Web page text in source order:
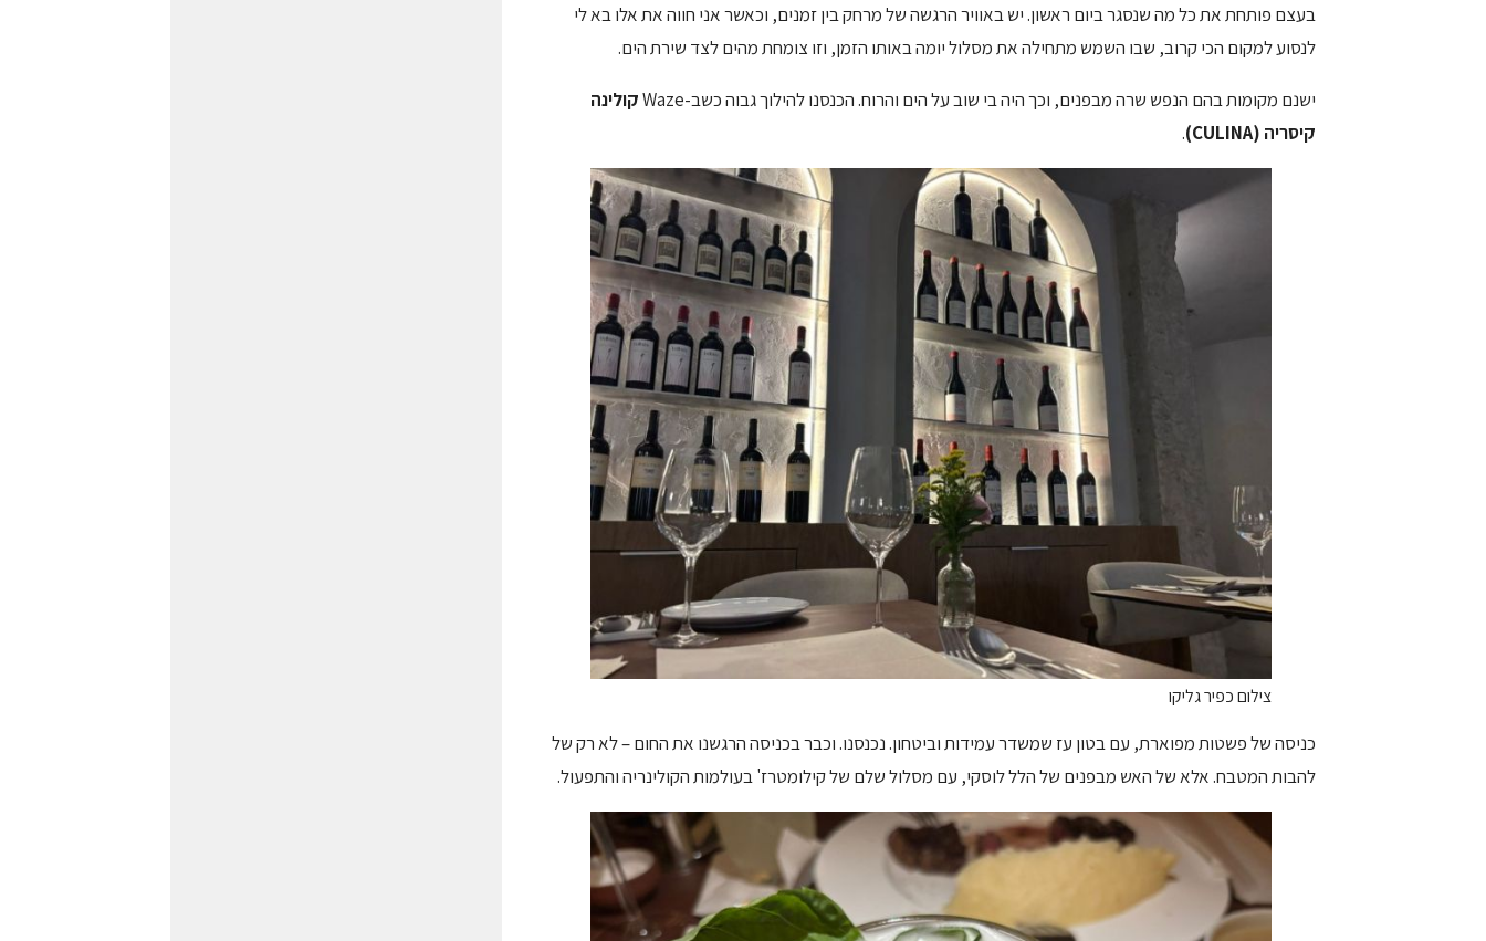
בעצם פותחת את כל מה שנסגר ביום ראשון. יש באוויר הרגשה של מרחק בין זמנים, וכאשר אני חווה את אלו בא לי
לנסוע למקום הכי קרוב, שבו השמש מתחילה את מסלול יומה באותו הזמן, וזו צומחת מהים לצד שירת הים.
ישנם מקומות בהם הנפש שרה מבפנים, וכך היה בי שוב על הים והרוח. הכנסנו להילוך גבוה כשב-Waze
קולינה
קיסריה (CULINA)
.
צילום כפיר גליקו
כניסה של פשטות מפוארת, עם בטון עז שמשדר עמידות וביטחון. נכנסנו. וכבר בכניסה הרגשנו את החום – לא רק של
להבות המטבח. אלא של האש מבפנים של הלל לוסקי, עם מסלול שלם של קילומטרז' בעולמות הקולינריה והתפעול.